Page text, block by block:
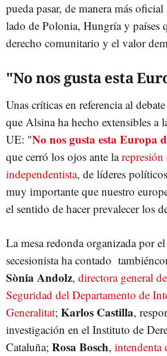
pueda pasar, de manera más
lado de Polonia, Hungría y países
derecho comunitario y el valor
"No nos gusta esta
Unas críticas en referencia al
que Alsina ha hecho extensibles a
UE: "No nos gusta esta Europa
que cerró los ojos ante la
independentista, de líderes
muy importante que nuestro
el sentido de hacer prevalecer los
La mesa redonda organizada por
secesionista ha contado
Sònia Andolz, directora general
Seguridad del Departamento de
Generalitat; Karlos Castilla,
investigación en el Instituto de
Cataluña; Rosa Bosch, intendenta